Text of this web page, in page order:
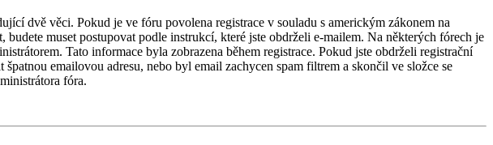
dvě věci. Pokud je ve fóru povolena registrace v souladu s americkým zákonem na
muset postupovat podle instrukcí, které jste obdrželi e-mailem. Na některých fórech je
Tato informace byla zobrazena během registrace. Pokud jste obdrželi registrační
emailovou adresu, nebo byl email zachycen spam filtrem a skončil ve složce se
fóra.